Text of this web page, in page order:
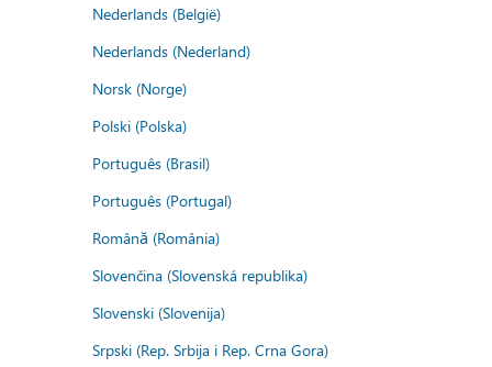
Nederlands (België)
Nederlands (Nederland)
Norsk (Norge)
Polski (Polska)
Português (Brasil)
Português (Portugal)
Română (România)
Slovenčina (Slovenská republika)
Slovenski (Slovenija)
Srpski (Rep. Srbija i Rep. Crna Gora)